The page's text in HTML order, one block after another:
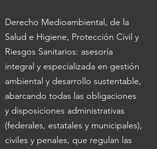
Derecho Medioambiental, de la
Salud e Higiene, Protección Civil y
Riesgos Sanitarios: asesoría
integral y especializada en gestión
ambiental y desarrollo sustentable,
abarcando todas las obligaciones
y disposiciones administrativas
(federales, estatales y municipales),
civiles y penales, que regulan las